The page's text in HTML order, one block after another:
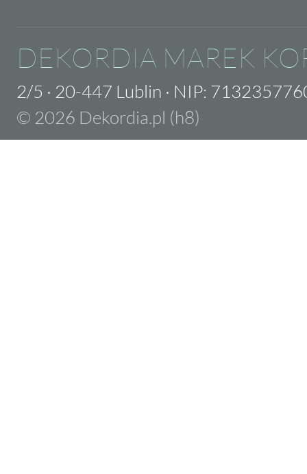
DEKORDIA MAREK
2/5 · 20-447 Lublin · NIP:
© 2026 Dekordia.pl (h8)